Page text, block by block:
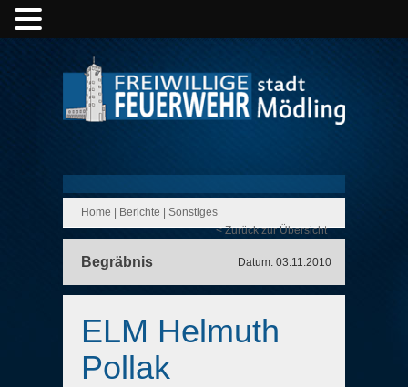
Home Berichte
Sonstiges
< Zurück zur Übersicht
Begräbnis Datum: 03.11.2010
ELM Helmuth
Pollak